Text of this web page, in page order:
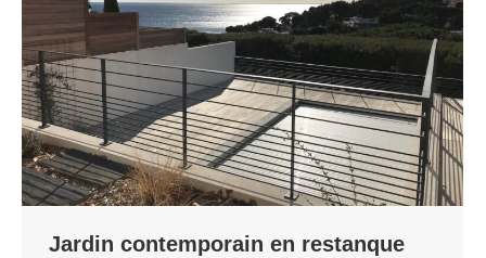
Jardin contemporain en restanque